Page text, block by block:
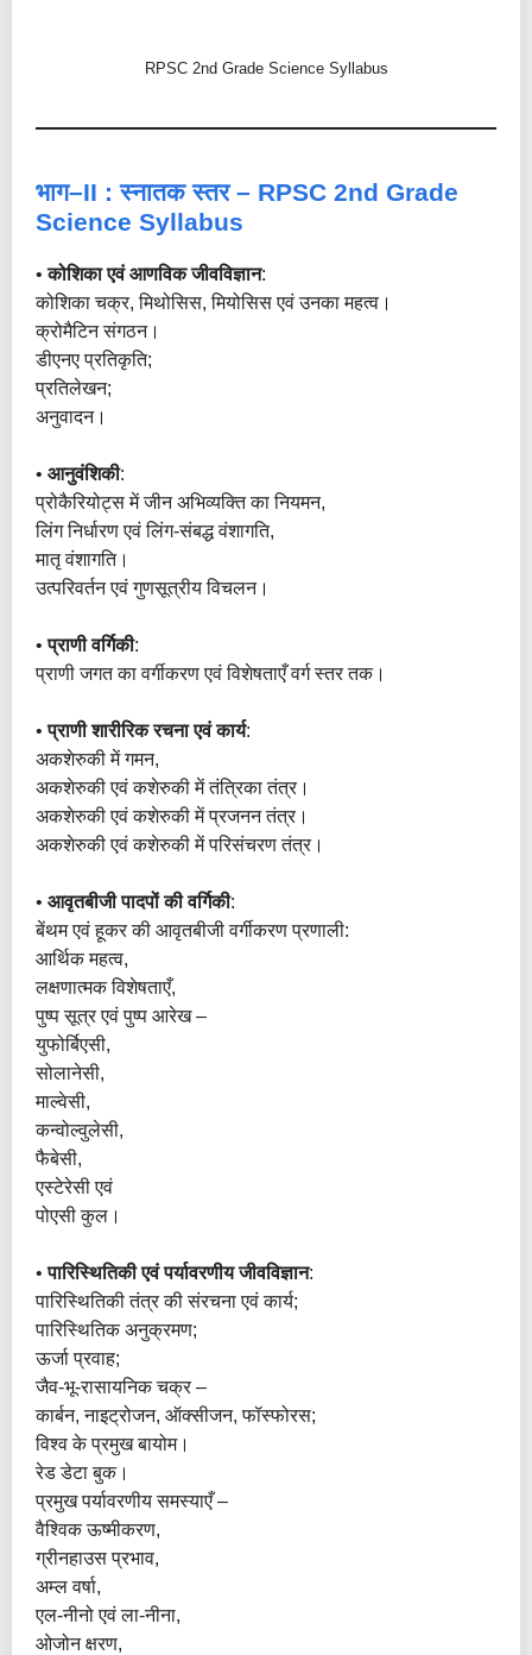
RPSC 2nd Grade Science Syllabus
भाग–II : स्नातक स्तर – RPSC 2nd Grade
Science Syllabus
•कोशिका एवं आणविक जीवविज्ञान:
कोशिका चक्र, मिथोसिस, मियोसिस एवं उनका महत्व।
क्रोमैटिन संगठन।
डीएनए प्रतिकृति;
प्रतिलेखन;
अनुवादन।
• आनुवंशिकी:
प्रोकैरियोट्स में जीन अभिव्यक्ति का नियमन,
लिंग निर्धारण एवं लिंग-संबद्ध वंशागति,
मातृ वंशागति।
उत्परिवर्तन एवं गुणसूत्रीय विचलन।
•प्राणी वर्गिकी:
प्राणी जगत का वर्गीकरण एवं विशेषताएँ वर्ग स्तर तक।
•प्राणी शारीरिक रचना एवं कार्य:
अकशेरुकी में गमन,
अकशेरुकी एवं कशेरुकी में तंत्रिका तंत्र।
अकशेरुकी एवं कशेरुकी में प्रजनन तंत्र।
अकशेरुकी एवं कशेरुकी में परिसंचरण तंत्र।
• आवृतबीजी पादपों की वर्गिकी:
बेंथम एवं हूकर की आवृतबीजी वर्गीकरण प्रणाली:
आर्थिक महत्व,
लक्षणात्मक विशेषताएँ,
पुष्प सूत्र एवं पुष्प आरेख –
युफोर्बिएसी,
सोलानेसी,
माल्वेसी,
कन्वोल्वुलेसी,
फैबेसी,
एस्टेरेसी एवं
पोएसी कुल।
•पारिस्थितिकी एवं पर्यावरणीय जीवविज्ञान:
पारिस्थितिकी तंत्र की संरचना एवं कार्य;
पारिस्थितिक अनुक्रमण;
ऊर्जा प्रवाह;
जैव-भू-रासायनिक चक्र –
कार्बन, नाइट्रोजन, ऑक्सीजन, फॉस्फोरस;
विश्व के प्रमुख बायोम।
रेड डेटा बुक।
प्रमुख पर्यावरणीय समस्याएँ –
वैश्विक ऊष्मीकरण,
ग्रीनहाउस प्रभाव,
अम्ल वर्षा,
एल-नीनो एवं ला-नीना,
ओजोन क्षरण,